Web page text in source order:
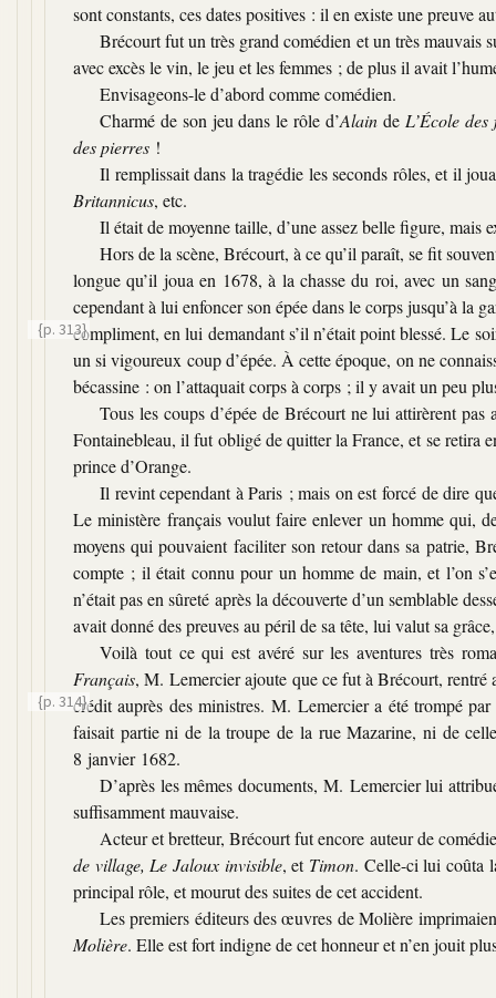
sont constants, ces dates positives : il en existe une preuve
Brécourt fut un très grand comédien et un très mauvais
avec excès le vin, le jeu et les femmes ; de plus il avait
Envisageons-le d’abord comme comédien.
Charmé de son jeu dans le rôle d’Alain de L’École des
des pierres !
Il remplissait dans la tragédie les seconds rôles, et il
Britannicus, etc.
Il était de moyenne taille, d’une assez belle figure, mais
Hors de la scène, Brécourt, à ce qu’il paraît, se fit
longue qu’il joua en 1678, à la chasse du roi, avec un
cependant à lui enfoncer son épée dans le corps jusqu’à
compliment, en lui demandant s’il n’était point blessé. Le
{p. 313}
un si vigoureux coup d’épée. À cette époque, on ne
bécassine : on l’attaquait corps à corps ; il y avait un peu
Tous les coups d’épée de Brécourt ne lui attirèrent
Fontainebleau, il fut obligé de quitter la France, et se retira
prince d’Orange.
Il revint cependant à Paris ; mais on est forcé de dire
Le ministère français voulut faire enlever un homme qui,
moyens qui pouvaient faciliter son retour dans sa patrie,
compte ; il était connu pour un homme de main, et l’on
n’était pas en sûreté après la découverte d’un semblable
avait donné des preuves au péril de sa tête, lui valut sa
Voilà tout ce qui est avéré sur les aventures très
Français, M. Lemercier ajoute que ce fut à Brécourt, rentré
crédit auprès des ministres.
{p. 314}
M. Lemercier a été trompé
faisait partie ni de la troupe de la rue Mazarine, ni de
8 janvier 1682.
D’après les mêmes documents, M. Lemercier lui
suffisamment mauvaise.
Acteur et bretteur, Brécourt fut encore auteur de
de village, Le Jaloux invisible, et Timon. Celle-ci lui coûta
principal rôle, et mourut des suites de cet accident.
Les premiers éditeurs des œuvres de Molière
Molière. Elle est fort indigne de cet honneur et n’en jouit